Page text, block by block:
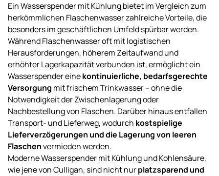
Ein Wasserspender mit Kühlung bietet im Vergleich zum
herkömmlichen Flaschenwasser zahlreiche Vorteile, die
besonders im geschäftlichen Umfeld spürbar werden.
Während Flaschenwasser oft mit logistischen
Herausforderungen, höherem Zeitaufwand und
erhöhter Lagerkapazität verbunden ist, ermöglicht ein
Wasserspender einekontinuierliche, bedarfsgerechte
Versorgung mit frischem Trinkwasser – ohne die
Notwendigkeit der Zwischenlagerung oder
Nachbestellung von Flaschen. Darüber hinaus entfallen
Transport- und Lieferweg, wodurch kostspielige
Lieferverzögerungen und die Lagerung von leeren
Flaschenvermieden werden.
Moderne Wasserspender mit Kühlung und Kohlensäure,
wie jene von Culligan, sind nicht nurplatzsparend und